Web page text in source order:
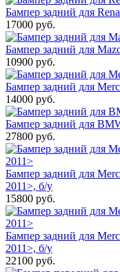
Бампер задний для
17000 руб.
Бампер задний для
10900 руб.
Бампер задний для
14000 руб.
Бампер задний для
27800 руб.
Бампер задний для
2011>, б/у
15800 руб.
Бампер задний для
2011>, б/у
22100 руб.